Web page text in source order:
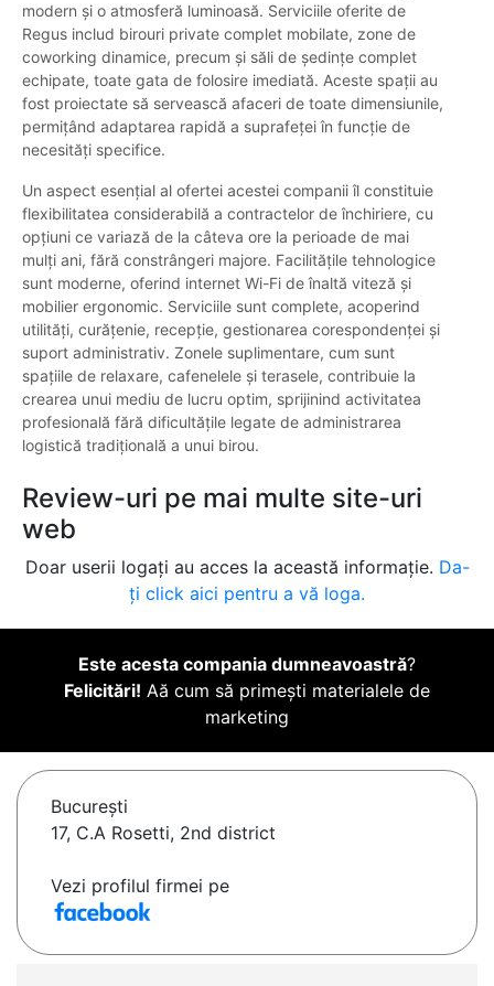
modern și o atmosferă luminoasă. Serviciile oferite de
Regus includ birouri private complet mobilate, zone de
coworking dinamice, precum și săli de ședințe complet
echipate, toate gata de folosire imediată. Aceste spații au
fost proiectate să servească afaceri de toate dimensiunile,
permițând adaptarea rapidă a suprafeței în funcție de
necesități specifice.
Un aspect esențial al ofertei acestei companii îl constituie
flexibilitatea considerabilă a contractelor de închiriere, cu
opțiuni ce variază de la câteva ore la perioade de mai
mulți ani, fără constrângeri majore. Facilitățile tehnologice
sunt moderne, oferind internet Wi-Fi de înaltă viteză și
mobilier ergonomic. Serviciile sunt complete, acoperind
utilități, curățenie, recepție, gestionarea corespondenței și
suport administrativ. Zonele suplimentare, cum sunt
spațiile de relaxare, cafenelele și terasele, contribuie la
crearea unui mediu de lucru optim, sprijinind activitatea
profesională fără dificultățile legate de administrarea
logistică tradițională a unui birou.
Review-uri pe mai multe site-uri
web
Doar userii logați au acces la această informație. Da-
ți click aici pentru a vă loga.
Este acesta compania dumneavoastră?
Felicitări! Aă cum să primești materialele de
marketing
Bucureşti
17, C.A Rosetti, 2nd district
Vezi profilul firmei pe